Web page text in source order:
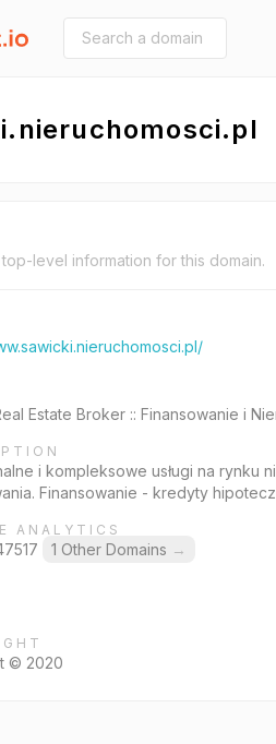
level information for this domain.
Estate Broker :: Finansowanie i
i kompleksowe usługi na rynku
Finansowanie - kredyty
ANALYTICS
1 Other Domains →
© 2020